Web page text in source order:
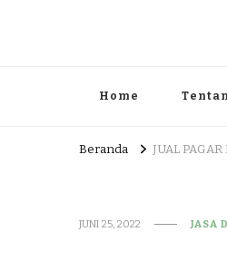
Home
Beranda JUAL
JUNI 25, 2022 JASA